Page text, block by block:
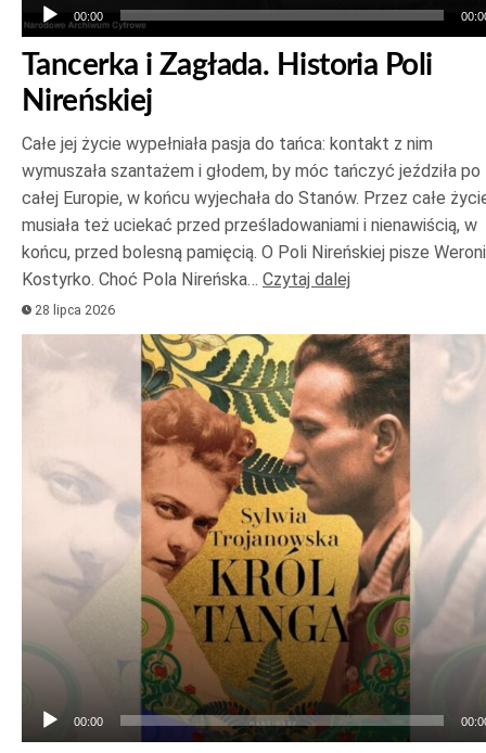
00:00
Tancerka i Zagłada. Historia Poli
Nireńskiej
Całe jej życie wypełniała pasja do tańca: kontakt z nim
wymuszała szantażem i głodem, by móc tańczyć jeździła po
całej Europie, w końcu wyjechała do Stanów. Przez całe
musiała też uciekać przed prześladowaniami i nienawiścią, w
końcu, przed bolesną pamięcią. O Poli Nireńskiej pisze
Kostyrko. Choć Pola Nireńska… Czytaj dalej
28 lipca 2026
plików
00:00